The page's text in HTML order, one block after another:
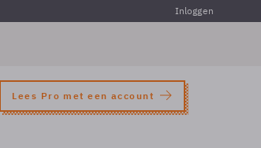
Inloggen
Lees Pro met een account